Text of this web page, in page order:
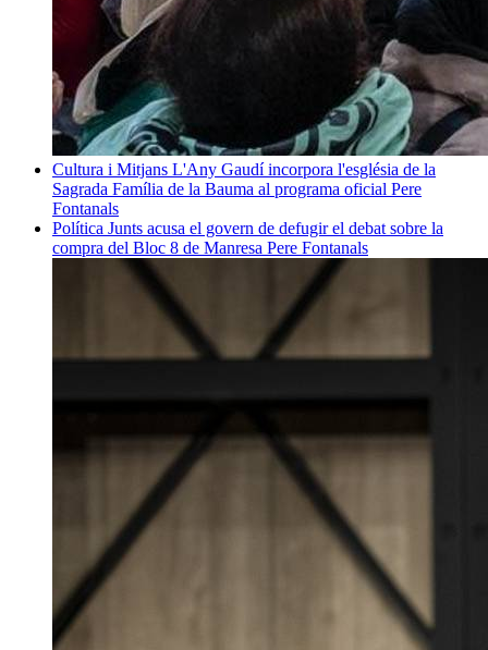
Cultura i Mitjans L'Any Gaudí incorpora l'església de la
Sagrada Família de la Bauma al programa oficial Pere
Fontanals
Política Junts acusa el govern de defugir el debat sobre la
compra del Bloc 8 de Manresa Pere Fontanals